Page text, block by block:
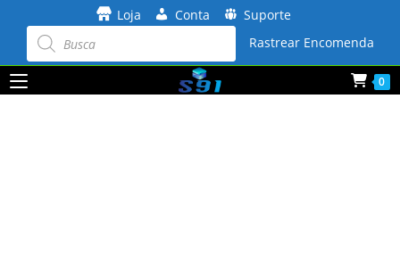
conteúdo
Loja Conta Suporte
Pesquisar
produtos Rastrear Encomenda
0